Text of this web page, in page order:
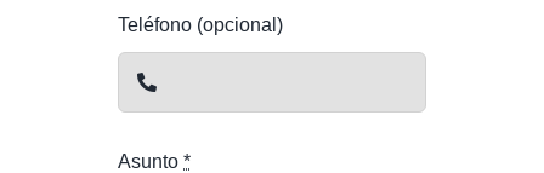
Teléfono (opcional)
Asunto*